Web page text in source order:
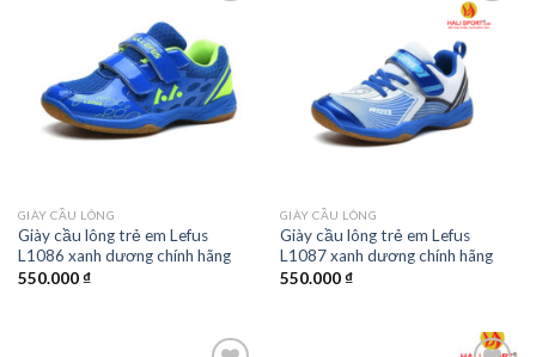
GIÀY CẦU LÔNG
Giày cầu lông trẻ em Lefus
L1086 xanh dương chính hãng
550.000₫
Add to
wishlist
GIÀY CẦU LÔNG
Giày cầu lông trẻ em Lefus
L1087 xanh dương chính hãng
550.000₫